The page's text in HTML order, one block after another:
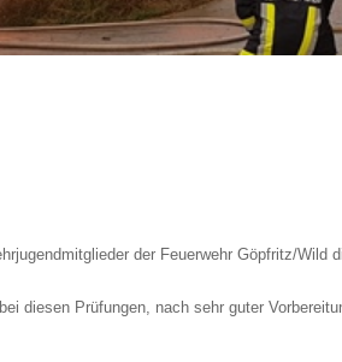
der Feuerwehr Göpfritz/Wild
diesen Prüfungen, nach sehr guter